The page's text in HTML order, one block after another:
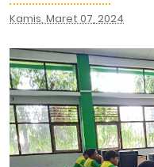
Kamis, Maret 07, 2024